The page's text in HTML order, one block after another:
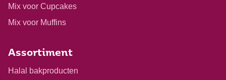
Mix voor Cupcakes
Mix voor Muffins
Assortiment
Halal bakproducten